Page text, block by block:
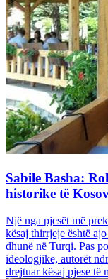
Sabile Basha:
historike të
Një nga pjesët më
kësaj thirrjeje është
dhunë në Turqi. Pas
ideologjike, autorët
drejtuar kësaj pjese të